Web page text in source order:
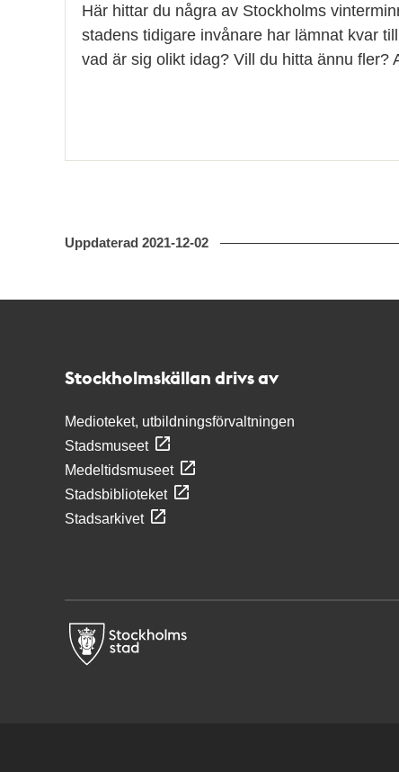
Här hittar du några av Stockholms
stadens tidigare invånare har lämnat kvar
vad är sig olikt idag? Vill du hitta ännu fler?
Uppdaterad 2021-12-02
Stockholmskällan drivs av
Medioteket, utbildningsförvaltningen
Stadsmuseet
Medeltidsmuseet
Stadsbiblioteket
Stadsarkivet